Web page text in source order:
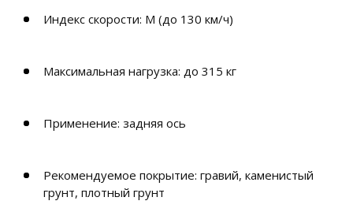
Индекс скорости: M (до 130 км/ч)
Максимальная нагрузка: до 315 кг
Применение: задняя ось
Рекомендуемое покрытие: гравий, каменистый
грунт, плотный грунт